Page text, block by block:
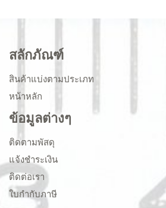
สลักภัณฑ์
สินค้าแบ่งตามประเภท
หน้าหลัก
ข้อมูลต่างๆ
ติดตามพัสดุ
แจ้งชำระเงิน
ติดต่อเรา
ใบกำกับภาษี